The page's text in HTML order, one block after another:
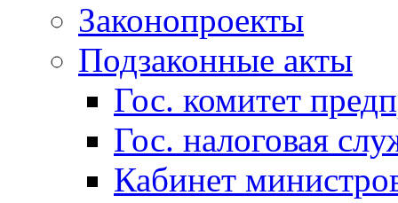
Законопроекты
Подзаконные акты
Гос. комитет
Гос. налоговая
Кабинет